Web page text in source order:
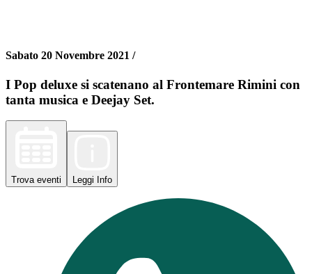
Sabato 20 Novembre 2021 /
I Pop deluxe si scatenano al Frontemare Rimini con
tanta musica e Deejay Set.
Trova eventi Leggi Info